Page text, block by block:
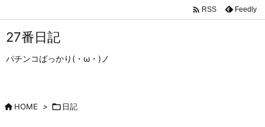
 RSS Feedly
27番日記
パチンコばっかり(・ω・)ノ
HOME >  日記